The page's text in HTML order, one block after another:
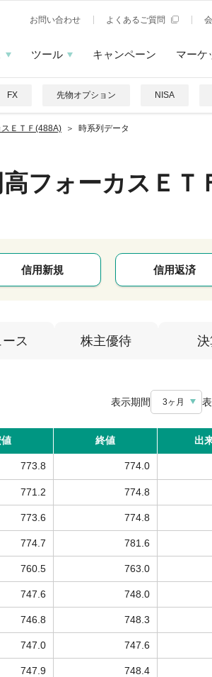
お問い合わせ よくあるご質問
ツール キャンペーン マーケ
FX 先物オプション NISA
ＥＴＦ(488A) 時系列データ
フォーカスＥＴ
信用新規 信用返済
ス 株主優待
表示期間 3ヶ月
終値 出
773.8 774.0
771.2 774.8
773.6 774.8
774.7 781.6
760.5 763.0
747.6 748.0
746.8 748.3
747.0 747.6
747.9 748.4